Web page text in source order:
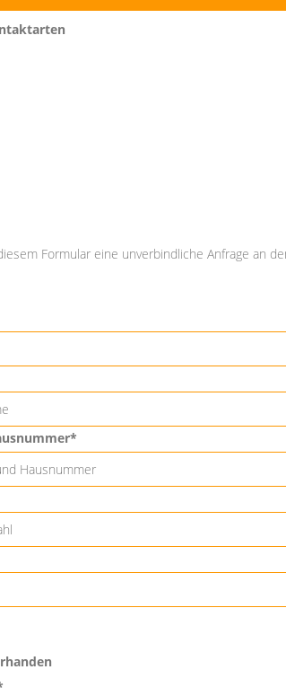
Formular eine unverbindliche Anfrage an